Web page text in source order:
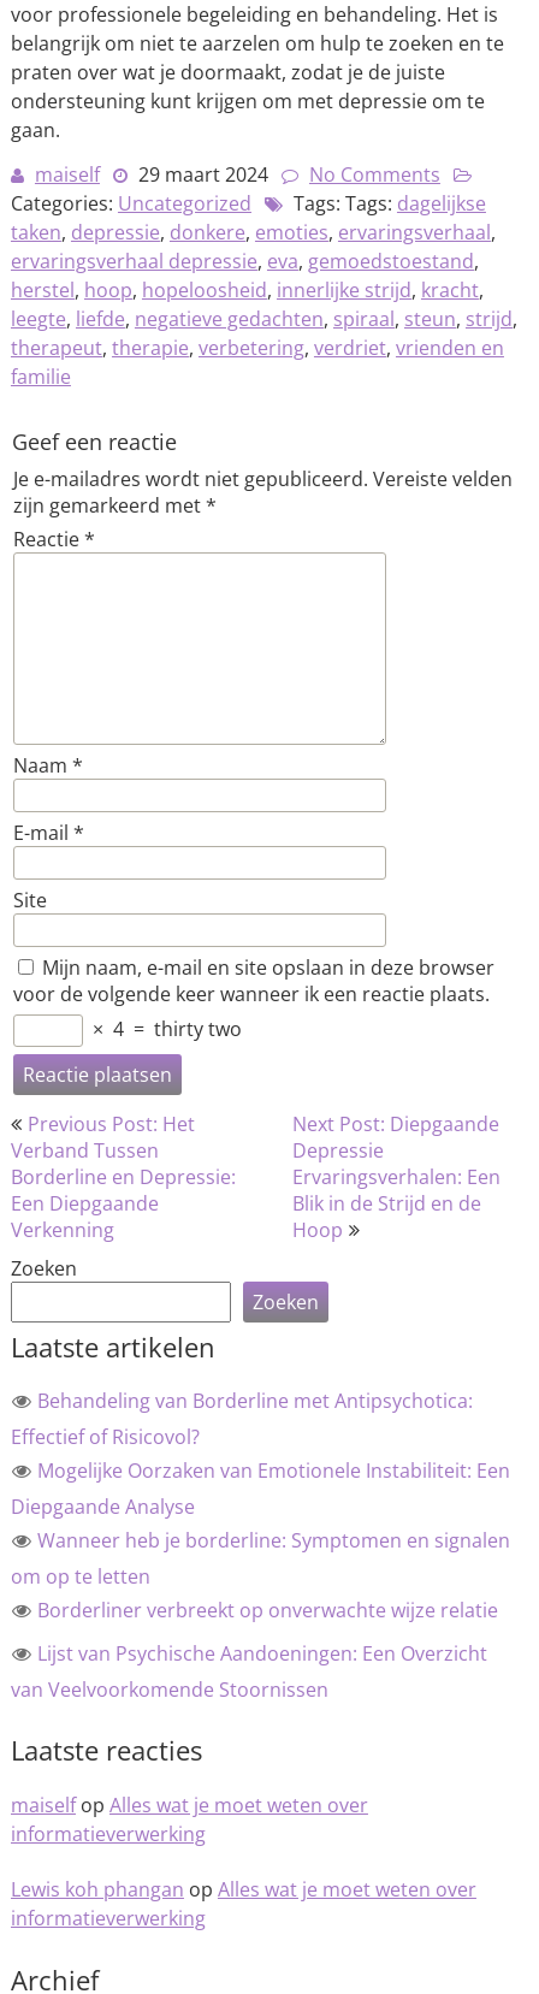
voor professionele begeleiding en behandeling. Het is
belangrijk om niet te aarzelen om hulp te zoeken en te
praten over wat je doormaakt, zodat je de juiste
ondersteuning kunt krijgen om met depressie om te
gaan.
maiself
29 maart 2024
No Comments
Categories: Uncategorized Tags: Tags: dagelijkse
taken, depressie, donkere, emoties, ervaringsverhaal,
ervaringsverhaal depressie, eva, gemoedstoestand,
herstel, hoop, hopeloosheid, innerlijke strijd, kracht,
leegte, liefde, negatieve gedachten, spiraal, steun, strijd,
therapeut, therapie, verbetering, verdriet, vrienden en
familie
Geef een reactie
Je e-mailadres wordt niet gepubliceerd. Vereiste velden
zijn gemarkeerd met*
Reactie*
Naam *
E-mail *
Site
Mijn naam, e-mail en site opslaan in deze browser
voor de volgende keer wanneer ik een reactie plaats.
× 4 = thirty two
Bericht
navigatie
Previous Post: Het
Verband Tussen
Borderline en Depressie:
Een Diepgaande
Verkenning
Next Post: Diepgaande
Depressie
Ervaringsverhalen: Een
Blik in de Strijd en de
Hoop
Zoeken
Zoeken
Laatste artikelen
Behandeling van Borderline met Antipsychotica:
Effectief of Risicovol?
Mogelijke Oorzaken van Emotionele Instabiliteit: Een
Diepgaande Analyse
Wanneer heb je borderline: Symptomen en signalen
om op te letten
Borderliner verbreekt op onverwachte wijze relatie
Lijst van Psychische Aandoeningen: Een Overzicht
van Veelvoorkomende Stoornissen
Laatste reacties
maiselfop Alles wat je moet weten over
informatieverwerking
Lewis koh phangan op Alles wat je moet weten over
informatieverwerking
Archief